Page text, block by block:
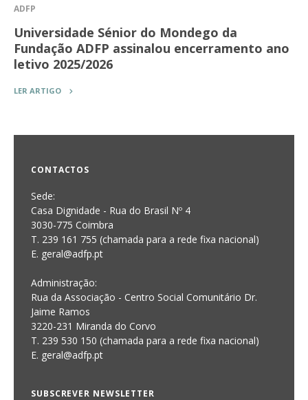
ADFP
Universidade Sénior do Mondego da
Fundação ADFP assinalou encerramento ano
letivo 2025/2026
LER ARTIGO
CONTACTOS
Sede:
Casa Dignidade - Rua do Brasil Nº 4
3030-775 Coimbra
T. 239 161 755 (chamada para a rede fixa nacional)
E. geral@adfp.pt
Administração:
Rua da Associação - Centro Social Comunitário Dr.
Jaime Ramos
3220-231 Miranda do Corvo
T. 239 530 150 (chamada para a rede fixa nacional)
E. geral@adfp.pt
SUBSCREVER NEWSLETTER